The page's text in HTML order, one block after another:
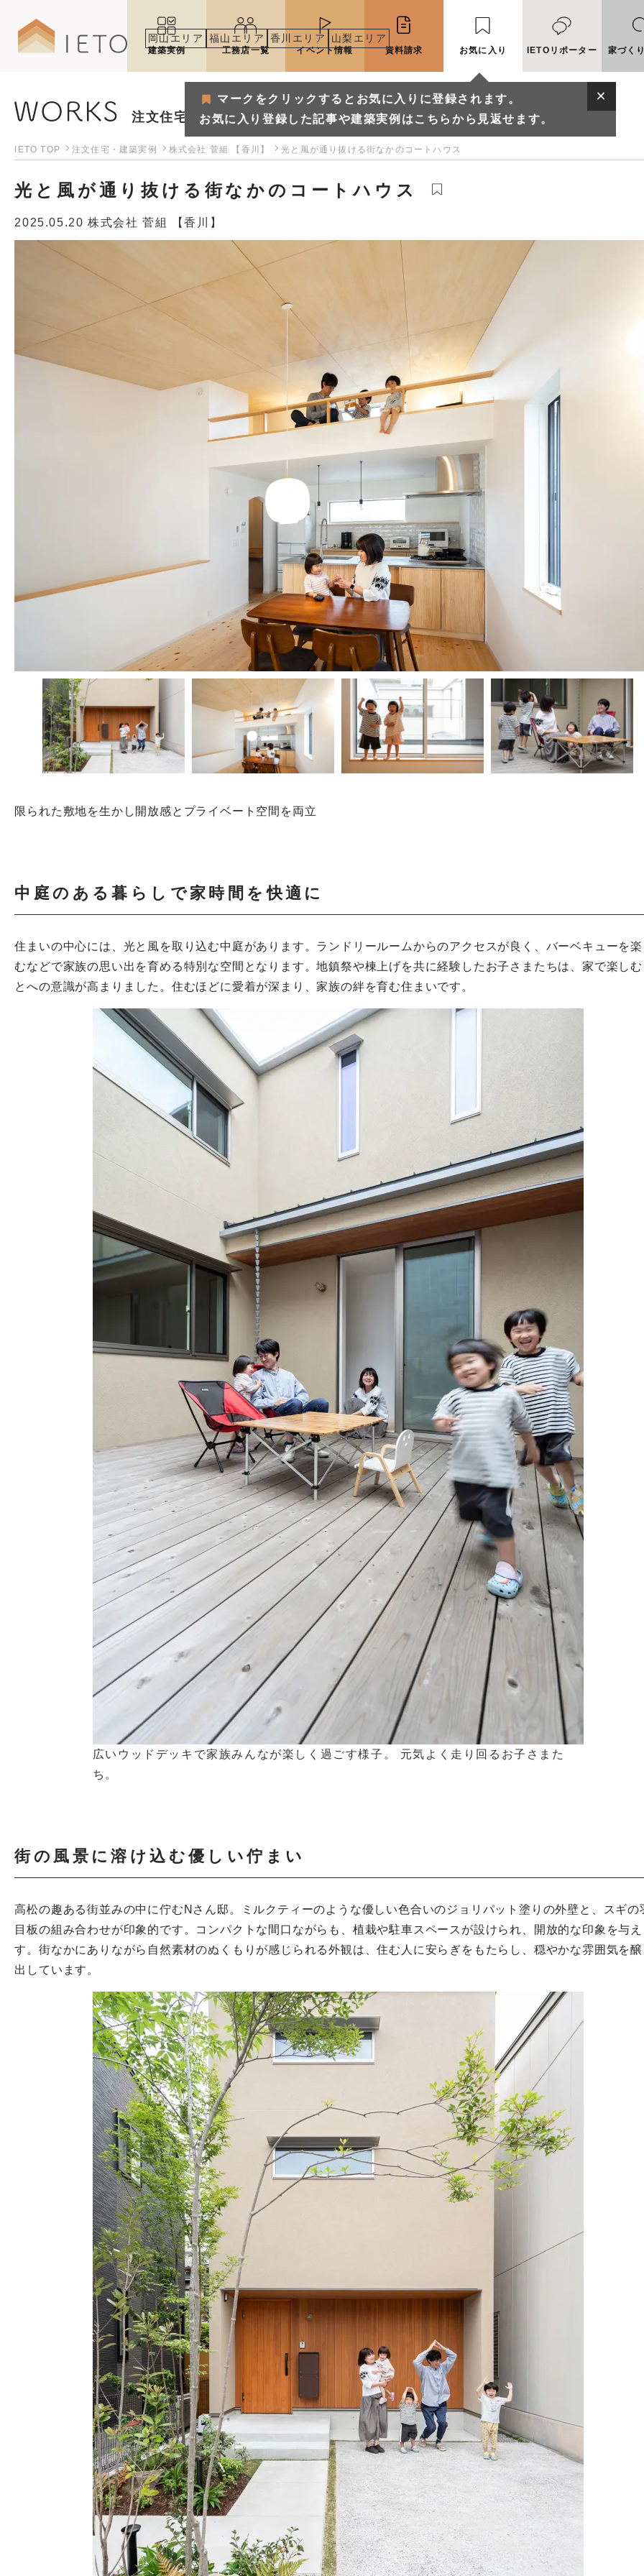
岡山エリア 福山エリア 香川エリア 山梨エリア
マークをクリックするとお気に入りに登録されます。
お気に入り登録した記事や建築実例はこちらから見返せます。
建築実例 工務店一覧 イベント情報 資料請求 お気に入り
マークをクリックするとお気に入りに登録されます。
お気に入り登録した記事や建築実例はこちらから見返せます。
IETOリポーター 家づく
注文住宅・建築実例
IETO TOP 注文住宅・建築実例 株式会社 菅組 【香川】 光と風が通り抜ける街なかのコートハウス
光と風が通り抜ける街なかのコートハウス
2025.05.20 株式会社 菅組 【香川】
限られた敷地を生かし開放感とプライベート空間を両立
中庭のある暮らしで家時間を快適に
住まいの中心には、光と風を取り込む中庭があります。ランドリールームからのアクセスが良く、バーベキューを
むなどで家族の思い出を育める特別な空間となります。地鎮祭や棟上げを共に経験したお子さまたちは、家で楽し
とへの意識が高まりました。住むほどに愛着が深まり、家族の絆を育む住まいです。
広いウッドデッキで家族みんなが楽しく過ごす様子。 元気よく走り回るお子さまた
ち。
街の風景に溶け込む優しい佇まい
高松の趣ある街並みの中に佇むNさん邸。ミルクティーのような優しい色合いのジョリパット塗りの外壁と、スギの
目板の組み合わせが印象的です。コンパクトな間口ながらも、植栽や駐車スペースが設けられ、開放的な印象を与
す。街なかにありながら自然素材のぬくもりが感じられる外観は、住む人に安らぎをもたらし、穏やかな雰囲気を
出しています。